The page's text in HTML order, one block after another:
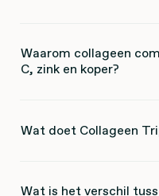
Waarom collageen
C, zink en koper?
Wat doet Collageen
Wat is het verschil